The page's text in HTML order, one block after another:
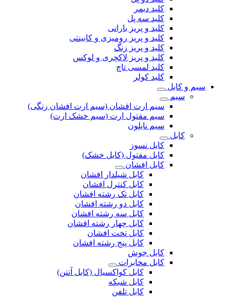
کلید دیمر
کلید سه پل
کلید و پریز بارانی
کلید و پریز رومیزی و کابینتی
کلید و پریز زنگ
کلید و پریز لاکچری و لوکس
کلید لمسی تاچ
کلید کولر
سیم و کابل
سیم
سیم ارت افشان (سیم ارت افشان رنگی)
سیم مفتول ارت (سیم خشک ارت)
سیم نایلون
کابل
کابل نسوز
کابل مفتول (کابل خشک)
کابل افشان
کابل شیلدار افشان
کابل کنترل افشان
کابل تک رشته افشان
کابل دو رشته افشان
کابل سه رشته افشان
کابل چهار رشته افشان
کابل تخت افشان
کابل پنج رشته افشان
کابل جوش
کابل مخابرات
کابل کواکسیال (کابل آنتن)
کابل شبکه
کابل تلفن